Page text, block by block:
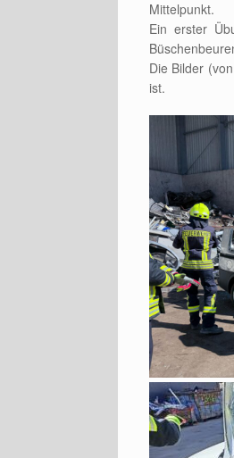
Mittelpunkt.
Ein erster
Die Bilder (von
ist.